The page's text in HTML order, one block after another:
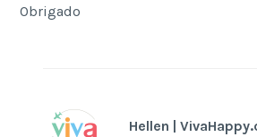
Obrigado
Hellen |